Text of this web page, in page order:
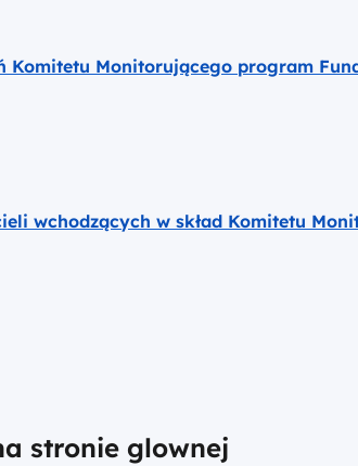
Komitetu Monitorującego program
wchodzących w skład Komitetu
stronie glownej